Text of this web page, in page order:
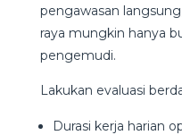
pengawasan
raya mungkin hanya
pengemudi.
Lakukan evaluasi
Durasi kerja harian